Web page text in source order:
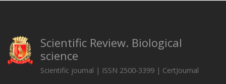
Scientific Review. Biological
science
Scientific journal | ISSN 2500-3399 | CertJournal